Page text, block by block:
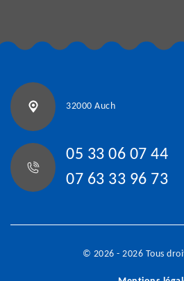
32000 Auch
05 33 06 07 44
07 63 33 96 73
© 2026 - 2026 Tous